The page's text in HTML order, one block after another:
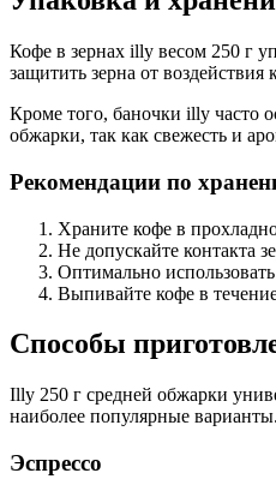
Кофе в зернах illy весом 250 г
защитить зерна от
Кроме того, баночки illy часто
обжарки, так как свежесть и
Рекомендации по
Храните кофе в
Не допускайте контакта
Оптимально
Выпивайте кофе в
Способы
Illy 250 г средней обжарки
наиболее популярные варианты.
Эспрессо